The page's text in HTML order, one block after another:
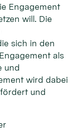
Engagement
will. Die
sich in den
als
und
wird dabei
und